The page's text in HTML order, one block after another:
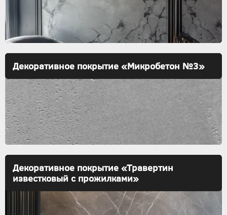
Декоративное покрытие «Микробетон №3»
Декоративное покрытие «Травертин
известковый с прожилками»